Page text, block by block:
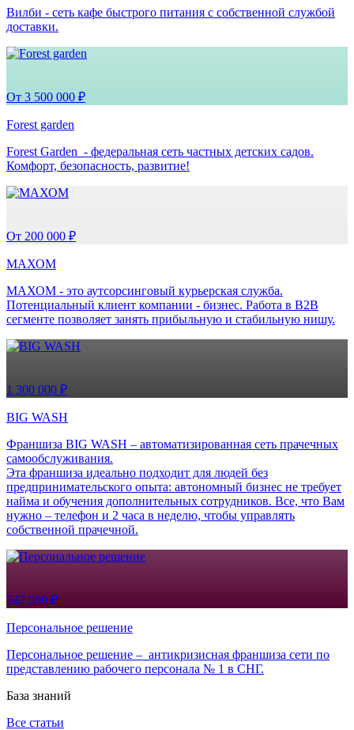
Вилби - сеть кафе быстрого питания с собственной службой
доставки.
От 3 500 000 ₽
Forest garden
Forest Garden - федеральная сеть частных детских садов.
Комфорт, безопасность, развитие!
От 200 000 ₽
МАХОМ
МАХОМ - это аутсорсинговый курьерская служба.
Потенциальный клиент компании - бизнес. Работа в B2B
сегменте позволяет занять прибыльную и стабильную нишу.
1 300 000 ₽
BIG WASH
Франшиза BIG WASH – автоматизированная сеть прачечных
самообслуживания.
Эта франшиза идеально подходит для людей без
предпринимательского опыта: автономный бизнес не требует
найма и обучения дополнительных сотрудников. Все, что Вам
нужно – телефон и 2 часа в неделю, чтобы управлять
собственной прачечной.
547 000 ₽
Персональное решение
Персональное решение – антикризисная франшиза сети по
представлению рабочего персонала № 1 в СНГ.
База знаний
Все статьи